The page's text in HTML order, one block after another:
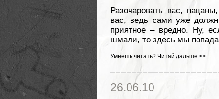
Разочаровать вас,
вас, ведь сами уже
приятное – вредно. Ну,
шмали, то здесь мы
Умеешь читать? Читай дальше >>
26.06.10